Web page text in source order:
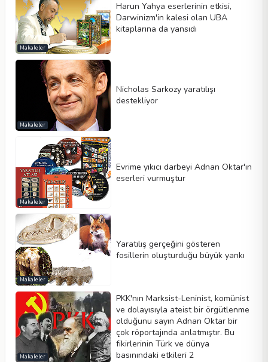
Makaleler
Harun Yahya eserlerinin etkisi,
Darwinizm'in kalesi olan UBA
kitaplarına da yansıdı
Makaleler
Nicholas Sarkozy yaratılışı
destekliyor
Makaleler
Evrime yıkıcı darbeyi Adnan Oktar'ın
eserleri vurmuştur
Makaleler
Yaratılış gerçeğini gösteren
fosillerin oluşturduğu büyük yankı
Makaleler
PKK'nın Marksist-Leninist, komünist
ve dolayısıyla ateist bir örgütlenme
olduğunu sayın Adnan Oktar bir
çok röportajında anlatmıştır. Bu
fikirlerinin Türk ve dünya
basınındaki etkileri 2